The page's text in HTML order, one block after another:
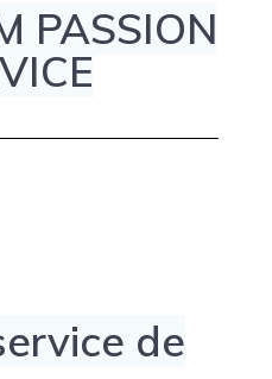
PASSION
de